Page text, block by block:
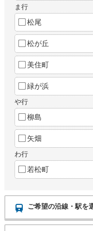
ま行
松尾
松が丘
美住町
緑が浜
や行
柳島
矢畑
わ行
若松町
ご希望の沿線・駅を